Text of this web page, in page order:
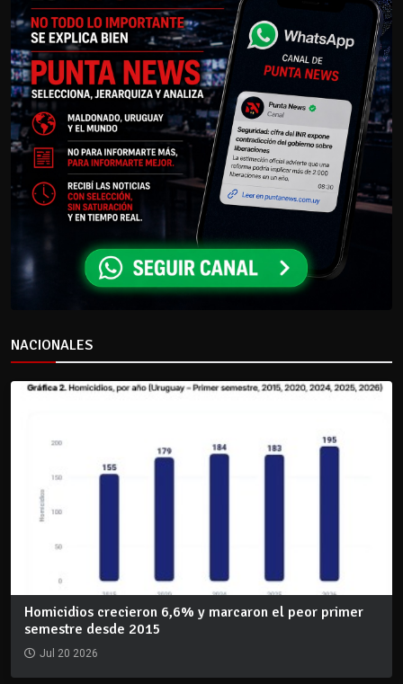
NACIONALES
Homicidios crecieron 6,6% y marcaron el peor primer
semestre desde 2015
Jul 20 2026